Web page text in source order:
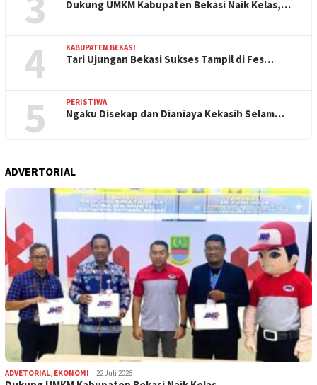
Dukung UMKM Kabupaten Bekasi Naik Kelas,…
4 KABUPATEN BEKASI
Tari Ujungan Bekasi Sukses Tampil di Fes…
5 PERISTIWA
Ngaku Disekap dan Dianiaya Kekasih Selam…
ADVERTORIAL
ADVETORIAL, EKONOMI 22 Juli 2026